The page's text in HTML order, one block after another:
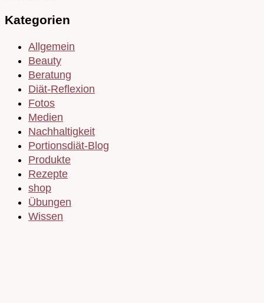
Kategorien
Allgemein
Beauty
Beratung
Diät-Reflexion
Fotos
Medien
Nachhaltigkeit
Portionsdiät-Blog
Produkte
Rezepte
shop
Übungen
Wissen